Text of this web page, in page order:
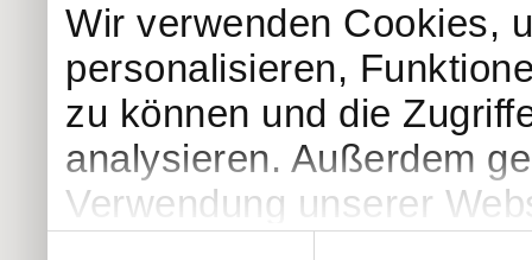
Wir verwenden Cookies,
personalisieren,
zu können und die
analysieren. Außerdem
Verwendung unserer